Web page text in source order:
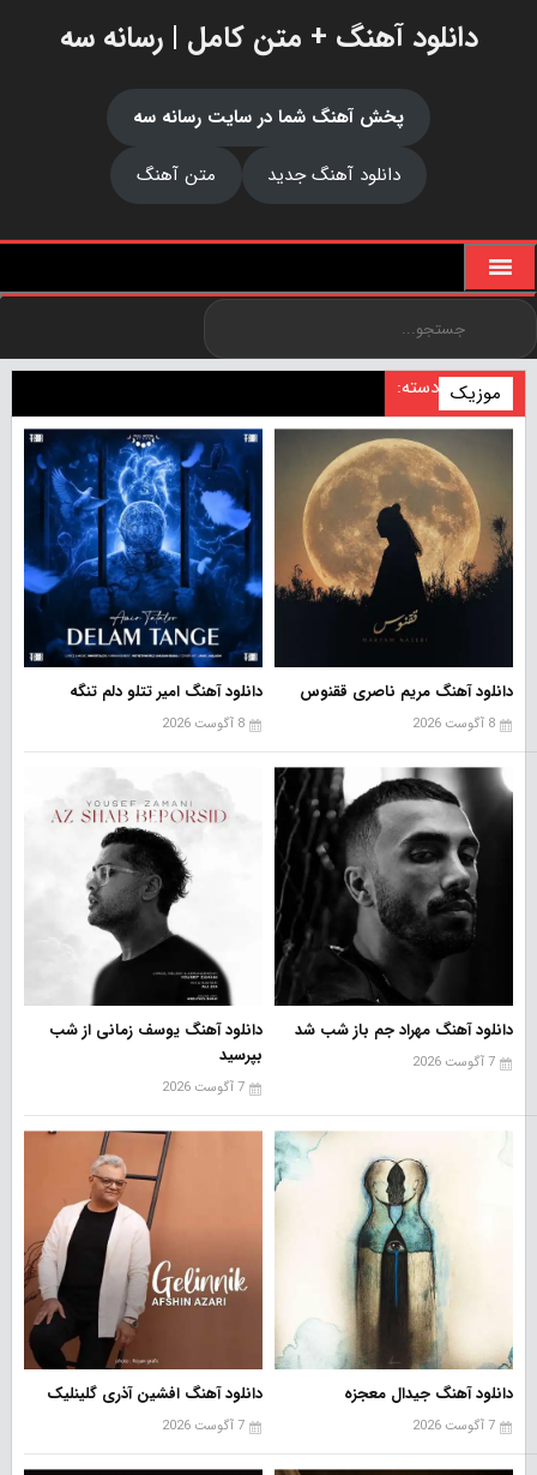
دانلود آهنگ + متن کامل | رسانه سه
پخش آهنگ شما در سایت رسانه سه
دانلود آهنگ جدید
متن آهنگ
دسته: موزیک
دانلود آهنگ مریم ناصری ققنوس
8 آگوست 2026
دانلود آهنگ امیر تتلو دلم تنگه
8 آگوست 2026
دانلود آهنگ مهراد جم باز شب شد
7 آگوست 2026
دانلود آهنگ یوسف زمانی از شب
بپرسید
7 آگوست 2026
دانلود آهنگ جیدال معجزه
7 آگوست 2026
دانلود آهنگ افشین آذری گلینلیک
7 آگوست 2026